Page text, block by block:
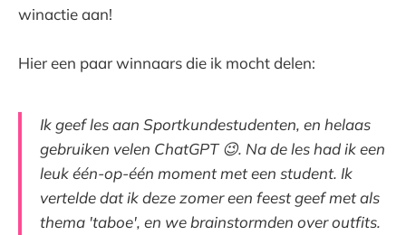
winactie aan!
Hier een paar winnaars die ik mocht delen:
Ik geef les aan Sportkundestudenten, en helaas
gebruiken velen ChatGPT 😉. Na de les had ik een
leuk één-op-één moment met een student. Ik
vertelde dat ik deze zomer een feest geef met als
thema 'taboe', en we brainstormden over outfits.